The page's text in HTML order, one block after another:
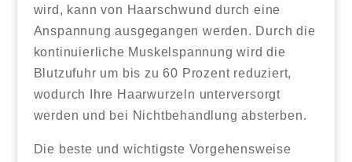
wird, kann von Haarschwund durch eine
Anspannung ausgegangen werden. Durch die
kontinuierliche Muskelspannung wird die
Blutzufuhr um bis zu 60 Prozent reduziert,
wodurch Ihre Haarwurzeln unterversorgt
werden und bei Nichtbehandlung absterben.
Die beste und wichtigste Vorgehensweise